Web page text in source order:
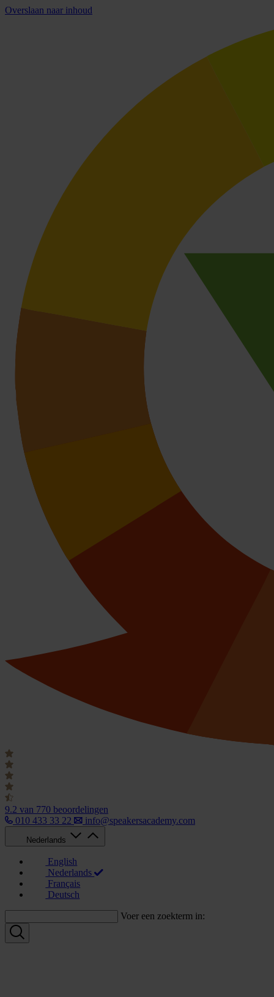
Overslaan naar inhoud
9.2 van 770 beoordelingen
010 433 33 22
info@speakersacademy.com
Nederlands
English
Nederlands
Français
Deutsch
Voer een zoekterm in: